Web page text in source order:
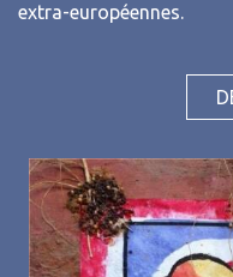
extra-européennes.